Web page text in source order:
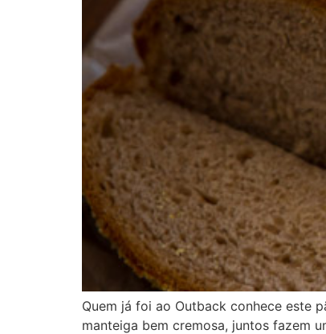
Quem já foi ao Outback conhece este
manteiga bem cremosa, juntos fazem